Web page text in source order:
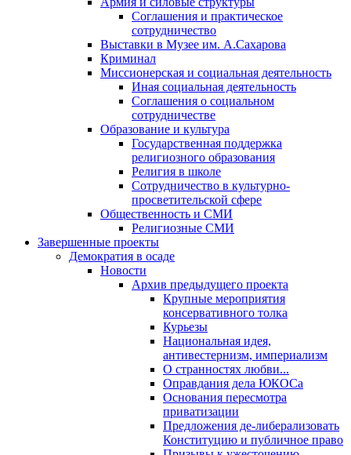
Соглашения и практическое
сотрудничество
Выставки в Музее им. А.Сахарова
Криминал
Миссионерская и социальная деятельность
Иная социальная деятельность
Соглашения о социальном
сотрудничестве
Образование и культура
Государственная поддержка
религиозного образования
Религия в школе
Сотрудничество в культурно-
просветительской сфере
Общественность и СМИ
Религиозные СМИ
Завершенные проекты
Демократия в осаде
Новости
Архив предыдущего проекта
Крупные мероприятия
консервативного толка
Курьезы
Национальная идея,
антивестернизм, империализм
О странностях любви...
Оправдания дела ЮКОСа
Основания пересмотра
приватизации
Предложения де-либерализовать
Конституцию и публичное право